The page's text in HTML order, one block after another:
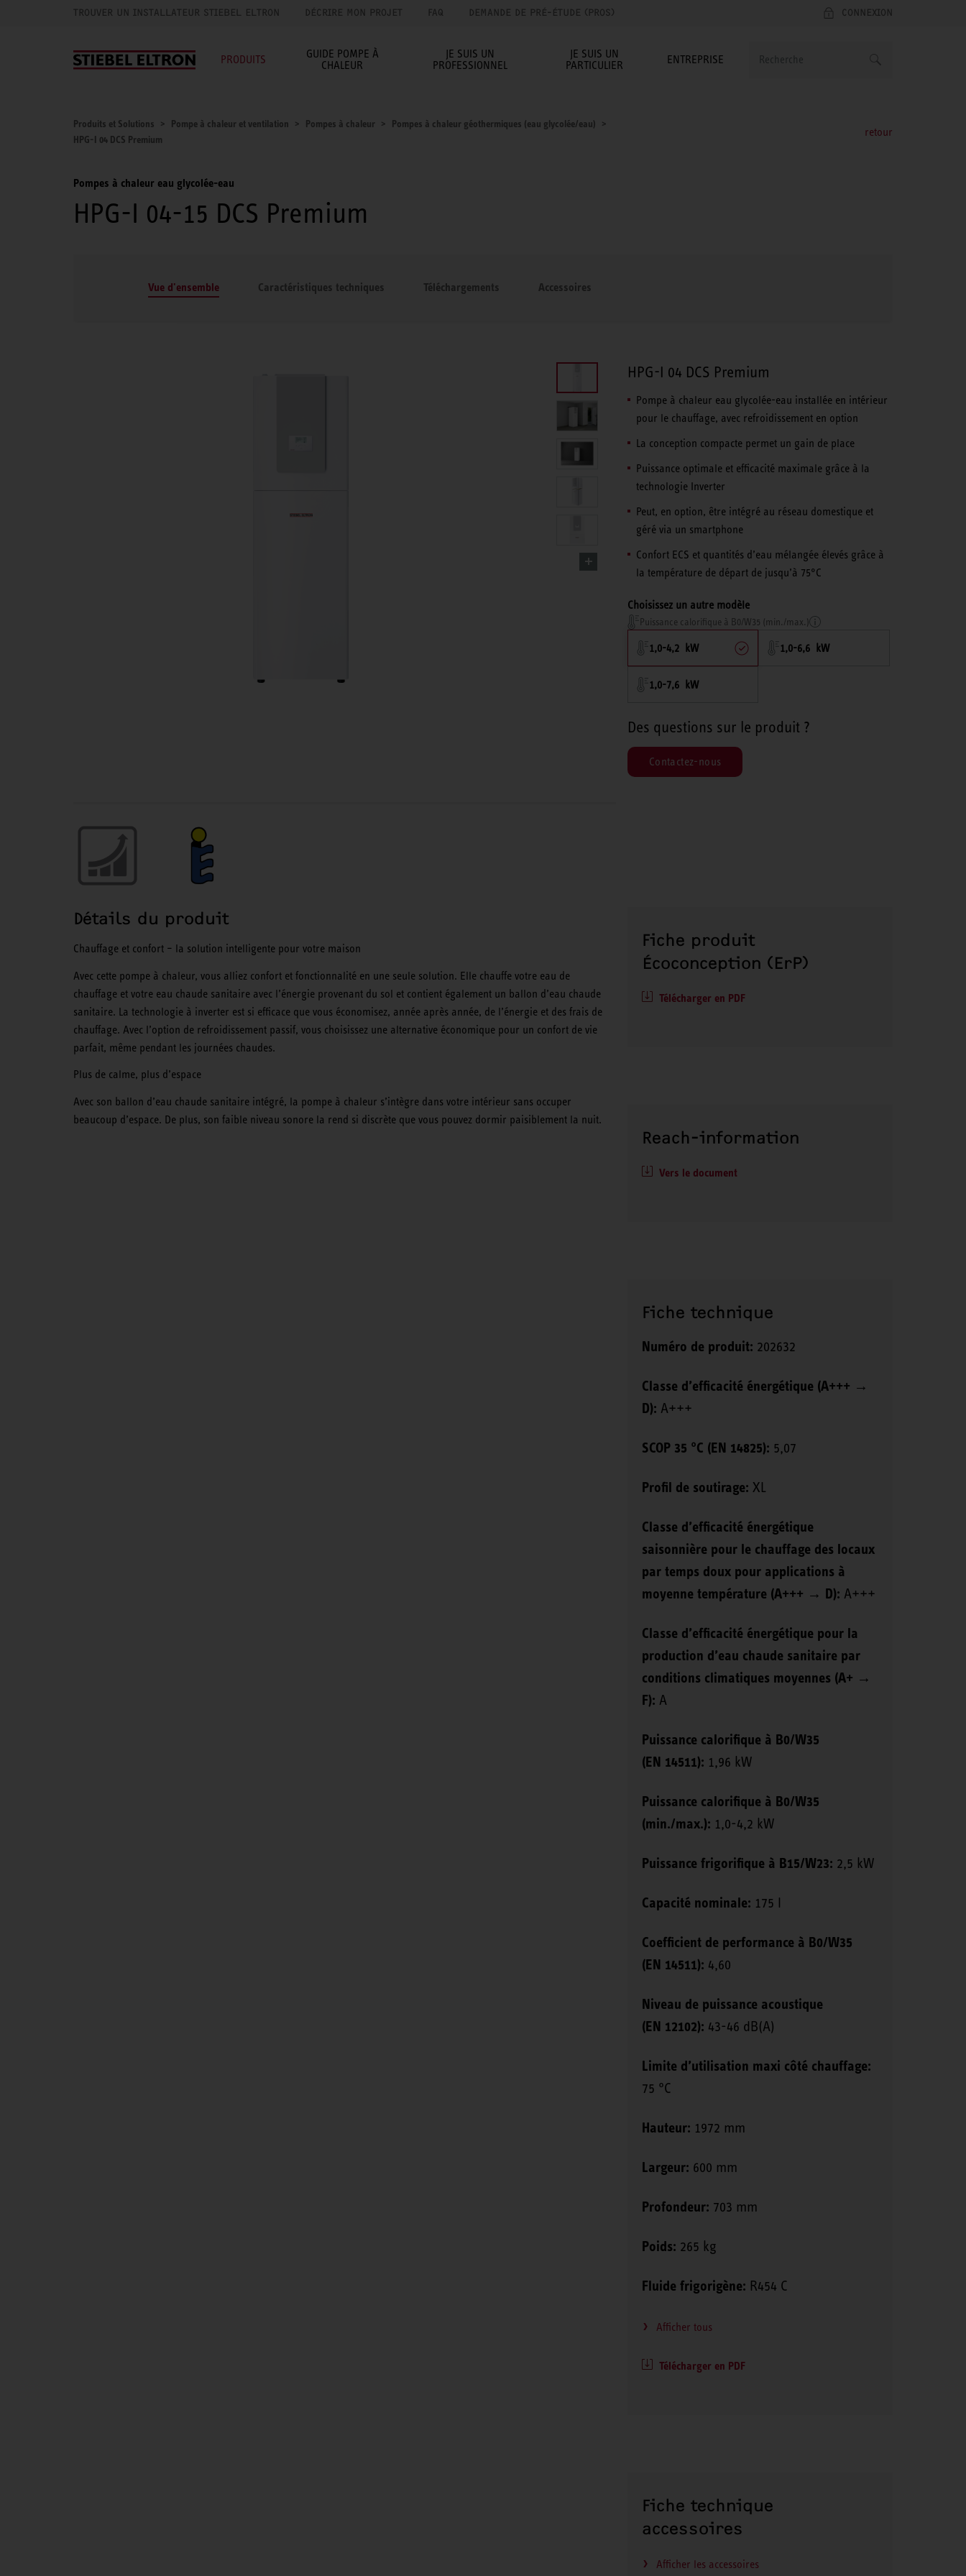
TROUVER UN INSTALLATEUR STIEBEL ELTRON DÉCRIRE MON PROJET FAQ DEMANDE DE PRÉ-ÉTUDE (PROS) CONNEXION
PRODUITS
GUIDE POMPE À
CHALEUR
JE SUIS UN
PROFESSIONNEL
JE SUIS UN
PARTICULIER
ENTREPRISE
Produits et Solutions Pompe à chaleur et ventilation Pompes à chaleur
Pompes à chaleur géothermiques (eau glycolée/eau)
HPG-I 04 DCS Premium
retour
Pompes à chaleur eau glycolée-eau
HPG-I 04-15 DCS Premium
Vue d'ensemble Caractéristiques techniques Téléchargements Accessoires
HPG-I 04 DCS Premium
Pompe à chaleur eau glycolée-eau installée en intérieur
pour le chauffage, avec refroidissement en option
La conception compacte permet un gain de place
Puissance optimale et efficacité maximale grâce à la
technologie Inverter
Peut, en option, être intégré au réseau domestique et
géré via un smartphone
Confort ECS et quantités d’eau mélangée élevés grâce à
la température de départ de jusqu’à 75°C
Choisissez un autre modèle
Puissance calorifique à B0/W35 (min./max.)
1,0-4,2 kW 1,0-6,6 kW
1,0-7,6 kW
Des questions sur le produit ?
Contactez-nous
Détails du produit
Chauffage et confort – la solution intelligente pour votre maison
Avec cette pompe à chaleur, vous alliez confort et fonctionnalité en une seule solution. Elle chauffe votre eau de
chauffage et votre eau chaude sanitaire avec l’énergie provenant du sol et contient également un ballon d’eau chaude
sanitaire. La technologie à inverter est si efficace que vous économisez, année après année, de l’énergie et des frais de
chauffage. Avec l’option de refroidissement passif, vous choisissez une alternative économique pour un confort de vie
parfait, même pendant les journées chaudes.
Plus de calme, plus d’espace
Avec son ballon d’eau chaude sanitaire intégré, la pompe à chaleur s’intègre dans votre intérieur sans occuper
beaucoup d’espace. De plus, son faible niveau sonore la rend si discrète que vous pouvez dormir paisiblement la nuit.
Fiche produit
Écoconception (ErP)
Télécharger en PDF
Reach-information
Vers le document
Fiche technique
Numéro de produit: 202632
Classe d’efficacité énergétique (A+++ →
D): A+++
SCOP 35 °C (EN 14825): 5,07
Profil de soutirage: XL
Classe d’efficacité énergétique
saisonnière pour le chauffage des locaux
par temps doux pour applications à
moyenne température (A+++ → D): A+++
Classe d’efficacité énergétique pour la
production d’eau chaude sanitaire par
conditions climatiques moyennes (A+ →
F): A
Puissance calorifique à B0/W35
(EN 14511): 1,96 kW
Puissance calorifique à B0/W35
(min./max.): 1,0-4,2 kW
Puissance frigorifique à B15/W23: 2,5 kW
Capacité nominale: 175 l
Coefficient de performance à B0/W35
(EN 14511): 4,60
Niveau de puissance acoustique
(EN 12102): 43-46 dB(A)
Limite d’utilisation maxi côté chauffage:
75 °C
Hauteur: 1972 mm
Largeur: 600 mm
Profondeur: 703 mm
Poids: 265 kg
Fluide frigorigène: R454 C
Afficher tous
Télécharger en PDF
Fiche technique
accessoires
Afficher les accessoires